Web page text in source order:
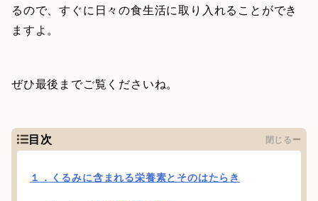
るので、すぐに日々の食生活に取り入れることができ
ますよ。
ぜひ最後までご覧くださいね。
目次 閉じる
１．くるみに含まれる栄養素とそのはたらき